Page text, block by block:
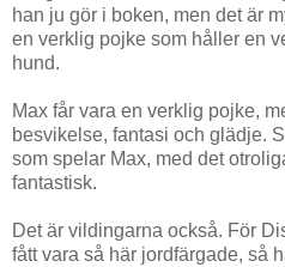
han ju gör i boken, men det är
en verklig pojke som håller en
hund.
Max får vara en verklig pojke,
besvikelse, fantasi och glädje.
som spelar Max, med det
fantastisk.
Det är vildingarna också. För
fått vara så här jordfärgade, så